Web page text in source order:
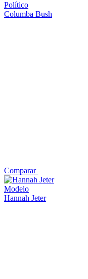
Político
Columba Bush
Comparar
Modelo
Hannah Jeter